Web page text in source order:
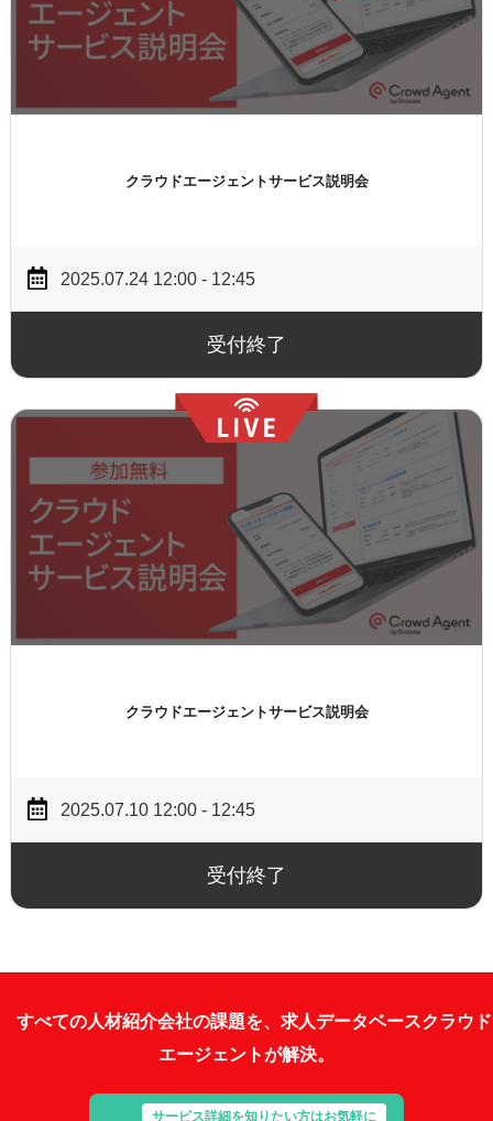
クラウドエージェントサービス説明会
2025.07.24 12:00 - 12:45
受付終了
クラウドエージェントサービス説明会
2025.07.10 12:00 - 12:45
受付終了
すべての人材紹介会社の課題を、求人データベースクラウド
エージェントが解決。
サービス詳細を知りたい方はお気軽に